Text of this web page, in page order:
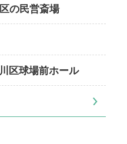
の民営斎場
区球場前ホール